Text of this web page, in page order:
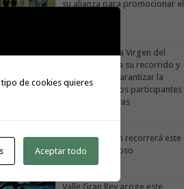
su alianza para promocionar el
La X Cicloturista Virgen del
Carmen adapta su recorrido y
horario para garantizar la
seguridad de los participantes
la alerta por altas temperaturas
Cicloturista Virgen del Carmen recorrerá este
los paisajes de Vallehermoso
julio, 2026
Valle Gran Rey acoge este
de cookies quieres
Aceptar todo